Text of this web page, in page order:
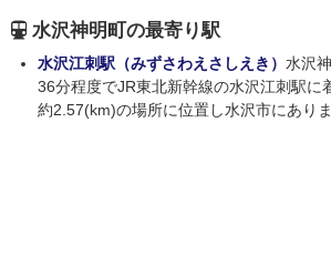
水沢神明町の最寄り駅
水沢江刺駅（みずさわえさしえき） 水沢
36分程度でJR東北新幹線の水沢江刺駅に
約2.57(km)の場所に位置し水沢市にありま